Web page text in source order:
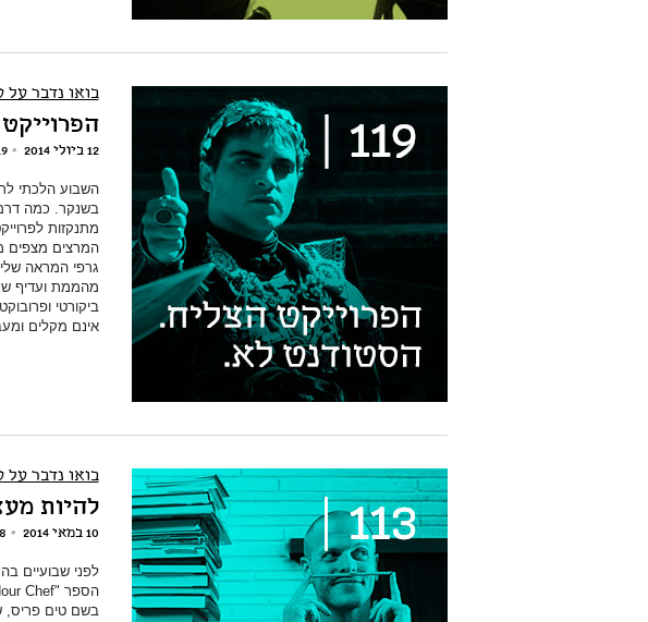
בואו נדבר על
12 ביולי 2014 •
השבוע הלכתי
מתנקזות
המרצים מצפים
גרפי המראה
מהממת ועדיף
ביקורטי
אינם מקלים
בואו נדבר על
להיות מעצב
10 במאי 2014 •
לפני שבועיים
בשם טים פריס,